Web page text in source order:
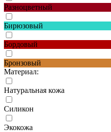
Разноцветный
Бирюзовый
Бордовый
Бронзовый
Материал:
Натуральная кожа
Силикон
Экокожа